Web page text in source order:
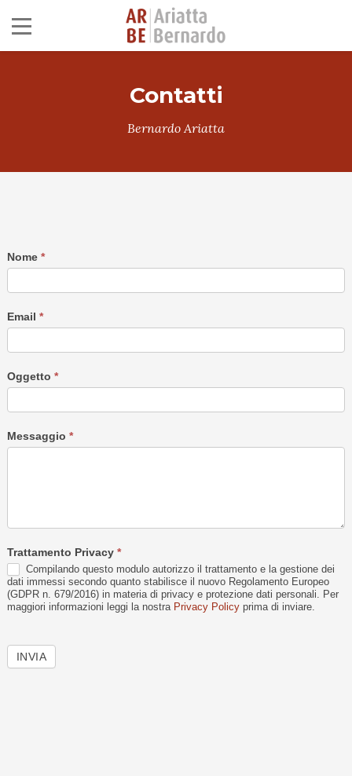
Contatti
Bernardo Ariatta
Nome *
Email *
Oggetto *
Messaggio *
Trattamento Privacy *
Compilando questo modulo autorizzo il trattamento e la gestione dei
dati immessi secondo quanto stabilisce il nuovo Regolamento Europeo
(GDPR n. 679/2016) in materia di privacy e protezione dati personali. Per
maggiori informazioni leggi la nostra Privacy Policyprima di inviare.
INVIA